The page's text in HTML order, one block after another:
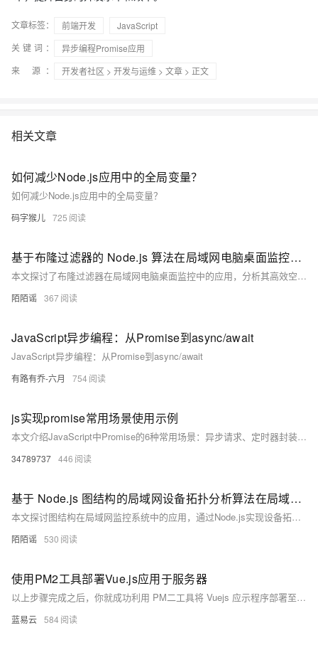
文章标签： 前端开发
JavaScript
关键词：
异步编程Promise应用
来 源：
开发者社区 > 开发与运维 > 文章 > 正文
相关文章
如何减少Node.js应用中的全局变量？
如何减少Node.js应用中的全局变量？
码字猴儿 725
基于布隆过滤器的 Node.js 算法在局域网电脑桌面监控设备快速校验中的应用研究
本文探讨了布隆过滤器在局域网电脑桌面监控中的应用，分析其高效空间利用率、快速查询性能及动态扩容优势，并设计了基于MAC地址的校验模型，提供Node.js实现代码，适用于设备准入控制与重复数据过滤场景。
陌陌谣 367
JavaScript异步编程：从Promise到async/await
JavaScript异步编程：从Promise到async/await
有路有乔-六月 754
js实现promise常用场景使用示例
本文介绍JavaScript中Promise的6种常用场景：异步请求、定时器封装、并行执行、竞速操作、任务队列及与async/await结合使用，通过实用示例展示如何优雅处理异步逻辑，避免回调地狱，提升代码可读性与维护性。
34789737 446
基于 Node.js 图结构的局域网设备拓扑分析算法在局域网内监控软件中的应用研究
本文探讨图结构在局域网监控系统中的应用，通过Node.js实现设备拓扑建模、路径分析与故障定位，提升网络可视化、可追溯性与运维效率，结合模拟实验验证其高效性与准确性。
陌陌谣 530
使用PM2工具部署Vue.js应用于服务器
以上步骤完成之后，你就成功利⽤ PM⼆工具将 Vuejs 应⽰程序部署至服 务 器，并且配合反向代理实现了高效稳定访问及负载均衡功能。
蓝易云 584